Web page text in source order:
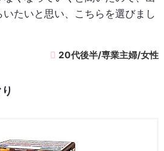
たいと思い、こちらを選びまし
20代後半/専業主婦/女性